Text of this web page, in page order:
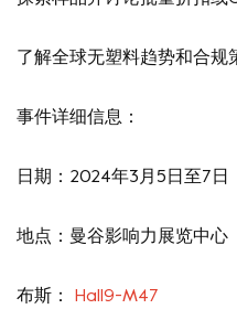
了解全球无塑料趋势和合规
事件详细信息：
日期：2024年3月5日至7日
地点：曼谷影响力展览中心
布斯： Hall9-M47